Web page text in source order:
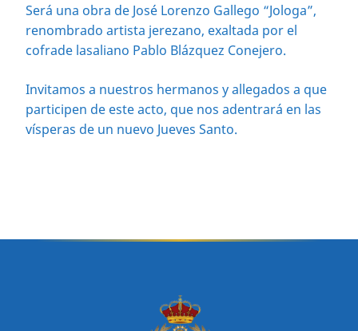
Será una obra de José Lorenzo Gallego “Jologa”,
renombrado artista jerezano, exaltada por el
cofrade lasaliano Pablo Blázquez Conejero.
Invitamos a nuestros hermanos y allegados a que
participen de este acto, que nos adentrará en las
vísperas de un nuevo Jueves Santo.